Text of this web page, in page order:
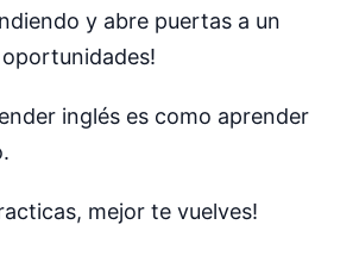
y abre puertas a un
inglés es como aprender
mejor te vuelves!